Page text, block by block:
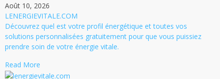
Août 10, 2026
LENERGIEVITALE.COM
Découvrez quel est votre profil énergétique et toutes vos
solutions personnalisées gratuitement pour que vous puissiez
prendre soin de votre énergie vitale.
Read More